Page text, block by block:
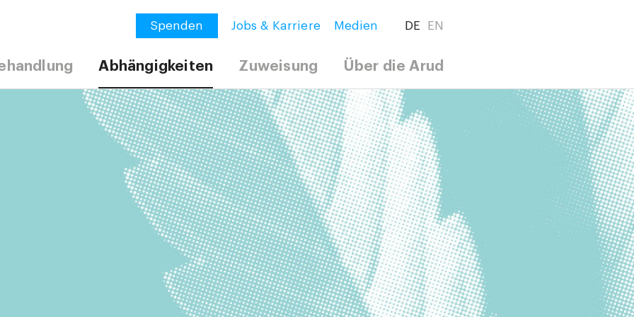
Spenden Jobs & Karriere Medien DE EN
Abhängigkeiten Zuweisung Über die Arud